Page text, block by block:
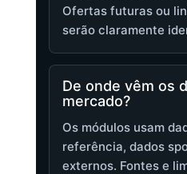
Ofertas futuras ou
serão claramente
De onde vêm os
mercado?
Os módulos usam
referência, dados
externos. Fontes e